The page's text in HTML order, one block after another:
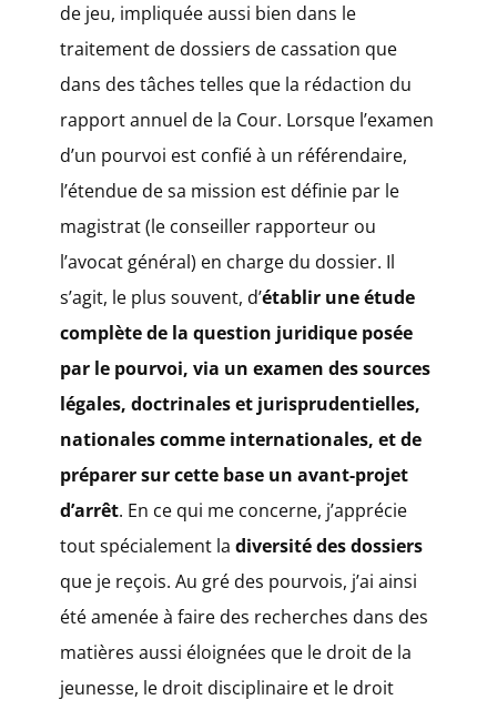
de jeu, impliquée aussi bien dans le
traitement de dossiers de cassation que
dans des tâches telles que la rédaction du
rapport annuel de la Cour. Lorsque l’examen
d’un pourvoi est confié à un référendaire,
l’étendue de sa mission est définie par le
magistrat (le conseiller rapporteur ou
l’avocat général) en charge du dossier. Il
s’agit, le plus souvent, d’établir une étude
complète de la question juridique posée
par le pourvoi, via un examen des sources
légales, doctrinales et jurisprudentielles,
nationales comme internationales, et de
préparer sur cette base un avant-projet
d’arrêt. En ce qui me concerne, j’apprécie
tout spécialement la diversité des dossiers
que je reçois. Au gré des pourvois, j’ai ainsi
été amenée à faire des recherches dans des
matières aussi éloignées que le droit de la
jeunesse, le droit disciplinaire et le droit